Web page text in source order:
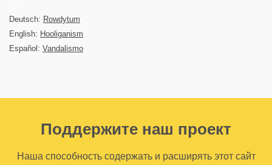
Deutsch: Rowdytum
English: Hooliganism
Español: Vandalismo
Поддержите наш проект
Наша способность содержать и расширять этот сайт